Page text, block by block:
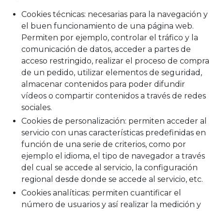
Cookies técnicas: necesarias para la navegación y
el buen funcionamiento de una página web.
Permiten por ejemplo, controlar el tráfico y la
comunicación de datos, acceder a partes de
acceso restringido, realizar el proceso de compra
de un pedido, utilizar elementos de seguridad,
almacenar contenidos para poder difundir
vídeos o compartir contenidos a través de redes
sociales.
Cookies de personalización: permiten acceder al
servicio con unas características predefinidas en
función de una serie de criterios, como por
ejemplo el idioma, el tipo de navegador a través
del cual se accede al servicio, la configuración
regional desde donde se accede al servicio, etc.
Cookies analíticas: permiten cuantificar el
número de usuarios y así realizar la medición y